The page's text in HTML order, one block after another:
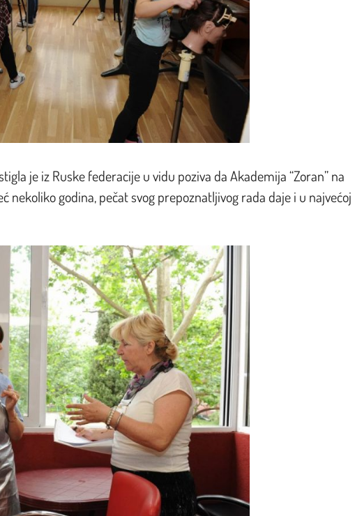
je iz Ruske federacije u vidu poziva da Akademija “Zoran” na
nekoliko godina, pečat svog prepoznatljivog rada daje i u najvećoj